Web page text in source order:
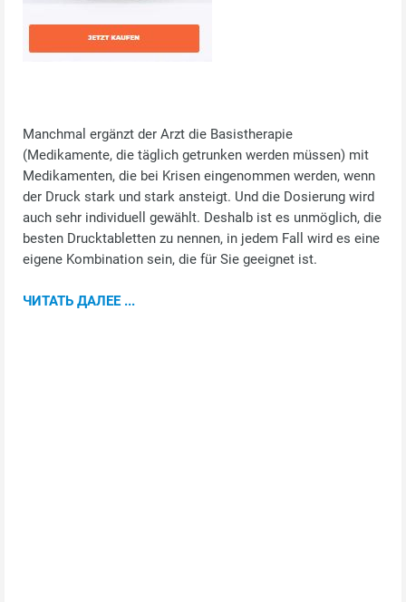
Manchmal ergänzt der Arzt die Basistherapie
(Medikamente, die täglich getrunken werden müssen) mit
Medikamenten, die bei Krisen eingenommen werden, wenn
der Druck stark und stark ansteigt. Und die Dosierung wird
auch sehr individuell gewählt. Deshalb ist es unmöglich, die
besten Drucktabletten zu nennen, in jedem Fall wird es eine
eigene Kombination sein, die für Sie geeignet ist.
ЧИТАТЬ ДАЛЕЕ ...